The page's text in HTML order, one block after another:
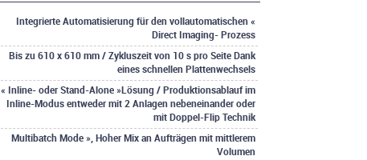
Integrierte Automatisierung für den vollautomatischen «
Direct Imaging- Prozess
Bis zu 610 x 610 mm / Zykluszeit von 10 s pro Seite Dank
eines schnellen Plattenwechsels
« Inline- oder Stand-Alone »Lösung / Produktionsablauf im
Inline-Modus entweder mit 2 Anlagen nebeneinander oder
mit Doppel-Flip Technik
Multibatch Mode », Hoher Mix an Aufträgen mit mittlerem
Volumen